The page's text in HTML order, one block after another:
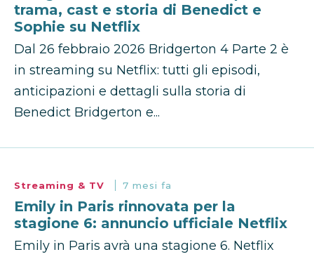
trama, cast e storia di Benedict e
Sophie su Netflix
Dal 26 febbraio 2026 Bridgerton 4 Parte 2 è
in streaming su Netflix: tutti gli episodi,
anticipazioni e dettagli sulla storia di
Benedict Bridgerton e...
Streaming & TV 7 mesi fa
Emily in Paris rinnovata per la
stagione 6: annuncio ufficiale Netflix
Emily in Paris avrà una stagione 6. Netflix